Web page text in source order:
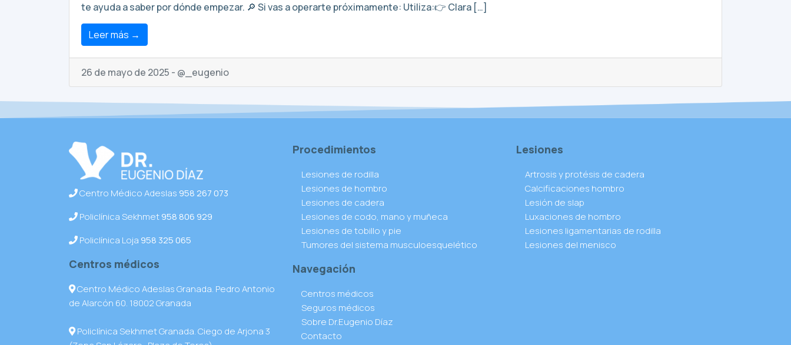
te ayuda a saber por dónde empezar. 🔎 Si vas a operarte próximamente: Utiliza:👉 Clara […]
Leer más →
26 de mayo de 2025 - @_eugenio
Centro Médico Adeslas 958 267 073
Policlínica Sekhmet958 806 929
Policlínica Loja 958 325 065
Centros médicos
Centro Médico Adeslas Granada. Pedro Antonio
de Alarcón 60. 18002 Granada
Policlínica Sekhmet Granada. Ciego de Arjona 3
Procedimientos
Lesiones de rodilla
Lesiones de hombro
Lesiones de cadera
Lesiones de codo, mano y muñeca
Lesiones de tobillo y pie
Tumores del sistema musculoesquelético
Navegación
Centros médicos
Seguros médicos
Sobre Dr.Eugenio Díaz
Contacto
Lesiones
Artrosis y protésis de cadera
Calcificaciones hombro
Lesión de slap
Luxaciones de hombro
Lesiones ligamentarias de rodilla
Lesiones del menisco